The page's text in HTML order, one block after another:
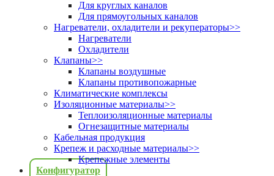
Для круглых каналов
Для прямоугольных каналов
Нагреватели, охладители и рекуператоры>>
Нагреватели
Охладители
Клапаны>>
Клапаны воздушные
Клапаны противопожарные
Климатические комплексы
Изоляционные материалы>>
Теплоизоляционные материалы
Огнезащитные материалы
Кабельная продукция
Крепеж и расходные материалы>>
Крепежные элементы
Конфигуратор